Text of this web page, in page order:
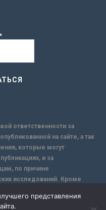
ответственности за
на сайте, а так
которые могут
и за
по причине
исследований. Кроме
несет ответственности за
представления